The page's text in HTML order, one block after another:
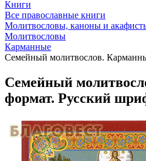
Книги
Все православные книги
Молитвословы, каноны и
Молитвословы
Карманные
Семейный молитвослов.
Семейный
формат. Русский